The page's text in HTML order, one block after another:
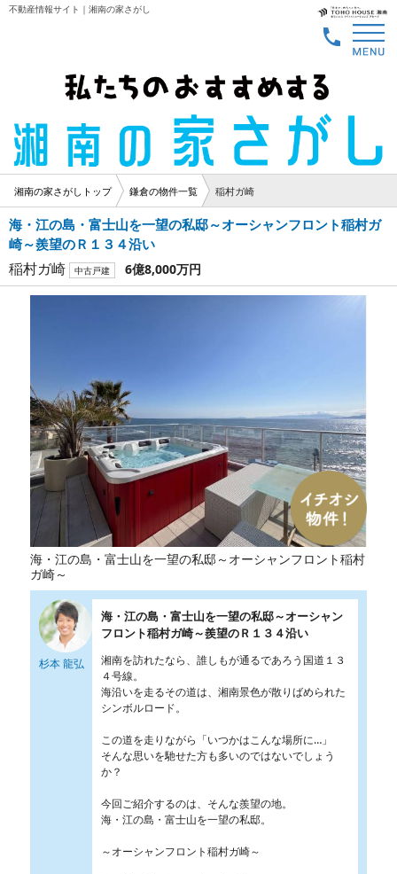
不動産情報サイト｜湘南の家さがし
湘南の家さがしトップ 鎌倉の物件一覧 稲村ガ崎
海・江の島・富士山を一望の私邸～オーシャンフロント稲村ガ
崎～羨望のＲ１３４沿い
稲村ガ崎 中古戸建 6億8,000万円
海・江の島・富士山を一望の私邸～オーシャンフロント稲村
ガ崎～
杉本 龍弘
海・江の島・富士山を一望の私邸～オーシャン
フロント稲村ガ崎～羨望のＲ１３４沿い
湘南を訪れたなら、誰しもが通るであろう国道１３
４号線。
海沿いを走るその道は、湘南景色が散りばめられた
シンボルロード。
この道を走りながら「いつかはこんな場所に…」
そんな思いを馳せた方も多いのではないでしょう
か？
今回ご紹介するのは、そんな羨望の地。
海・江の島・富士山を一望の私邸。
～オーシャンフロント稲村ガ崎～